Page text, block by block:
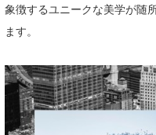
象徴するユニークな美学が随
ます。